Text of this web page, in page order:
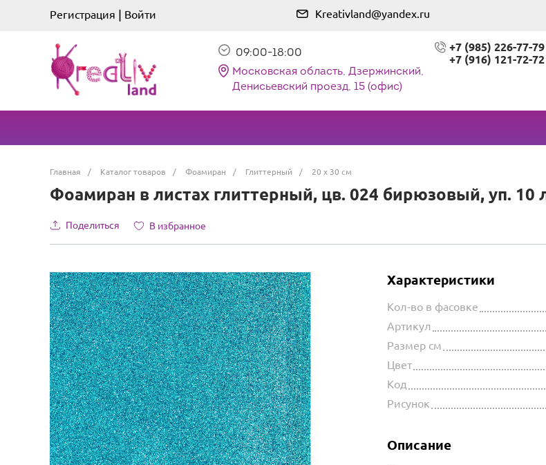
Регистрация | Войти Kreativland@yandex.ru
09:00-18:00
Московская область, Дзержинский,
Денисьевский проезд, 15 (офис)
+7 (985) 226-77-79
+7 (916) 121-72-72
Главная / Каталог товаров / Фоамиран / Глиттерный / 20 х 30 см
Фоамиран в листах глиттерный, цв. 024 бирюзовый, уп. 10
Поделиться В избранное
Характеристики
Кол-во в фасовке
Артикул
Размер см
Цвет
Код
Рисунок
Описание